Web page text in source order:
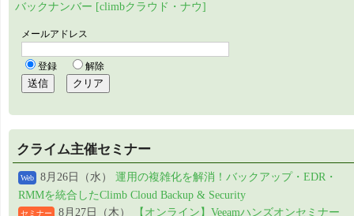
バックナンバー [climbクラウド・ナウ]
クライム主催セミナー
Web 8月26日（水） 運用の複雑化を解消！バックアップ・EDR・
RMMを統合したClimb Cloud Backup & Security
セミナー 8月27日（木）
【オンライン】Veeamハンズオンセミナー